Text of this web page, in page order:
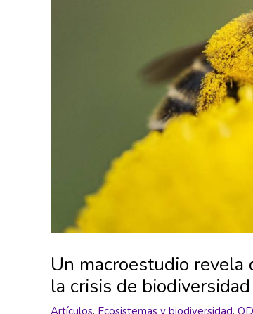
Un macroestudio
la crisis de biodiversidad